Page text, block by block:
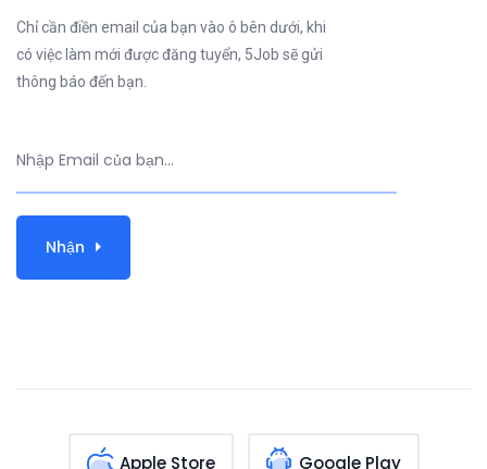
Chỉ cần điền email của bạn vào ô bên dưới, khi
có việc làm mới được đăng tuyển, 5Job sẽ gửi
thông báo đến bạn.
Nhận
Apple Store Google Play